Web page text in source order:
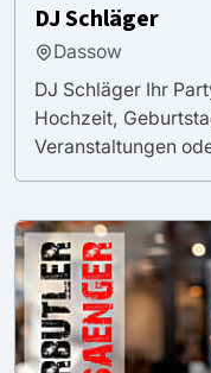
DJ Schläger
Dassow
DJ Schläger Ihr
Hochzeit,
Veranstaltungen